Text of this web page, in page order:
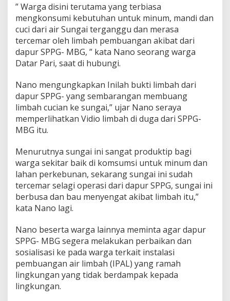
” Warga disini terutama yang terbiasa
mengkonsumi kebutuhan untuk minum, mandi dan
cuci dari air Sungai terganggu dan merasa
tercemar oleh limbah pembuangan akibat dari
dapur SPPG- MBG, ” kata Nano seorang warga
Datar Pari, saat di hubungi.
Nano mengungkapkan Inilah bukti limbah dari
dapur SPPG- yang sembarangan membuang
limbah cucian ke sungai,” ujar Nano seraya
memperlihatkan Vidio limbah di duga dari SPPG-
MBG itu.
Menurutnya sungai ini sangat produktip bagi
warga sekitar baik di komsumsi untuk minum dan
lahan perkebunan, sekarang sungai ini sudah
tercemar selagi operasi dari dapur SPPG, sungai ini
berbusa dan bau menyengat akibat limbah itu,”
kata Nano lagi.
Nano beserta warga lainnya meminta agar dapur
SPPG- MBG segera melakukan perbaikan dan
sosialisasi ke pada warga terkait instalasi
pembuangan air limbah (IPAL) yang ramah
lingkungan yang tidak berdampak kepada
lingkungan.